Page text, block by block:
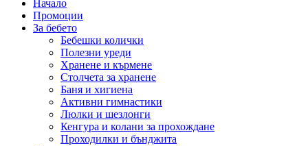
Начало
Промоции
За бебето
Бебешки колички
Полезни уреди
Хранене и кърмене
Столчета за хранене
Баня и хигиена
Активни гимнастики
Люлки и шезлонги
Кенгура и колани за прохождане
Проходилки и бънджита